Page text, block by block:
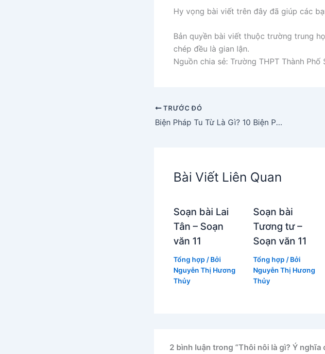
Hy vọng bài viết trên đây đã giúp các
Bản quyền bài viết thuộc trường trung
chép đều là gian lận.
Nguồn chia sẻ: Trường THPT Thành
TRƯỚC ĐÓ
Biện Pháp Tu Từ Là Gì? 10 Biện Pháp Tu Từ Trong Văn Học
Bài Viết Liên Quan
Soạn bài Lai
Tân – Soạn
văn 11
Tổng hợp / Bởi
Nguyễn Thị Hương
Thủy
Soạn bài
Tương tư –
Soạn văn 11
Tổng hợp / Bởi
Nguyễn Thị Hương
Thủy
2 bình luận trong “Thôi nôi là gì? Ý nghĩa